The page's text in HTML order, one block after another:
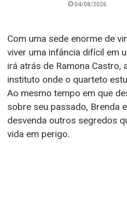
04/08/2026
Com uma sede enorme de
viver uma infância difícil em
irá atrás de Ramona Castro,
instituto onde o quarteto
Ao mesmo tempo em que
sobre seu passado, Brenda
desvenda outros segredos
vida em perigo.